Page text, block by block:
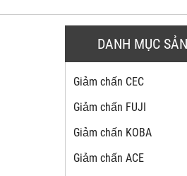
DANH MỤC
Giảm chấn CEC
Giảm chấn FUJI
Giảm chấn KOBA
Giảm chấn ACE